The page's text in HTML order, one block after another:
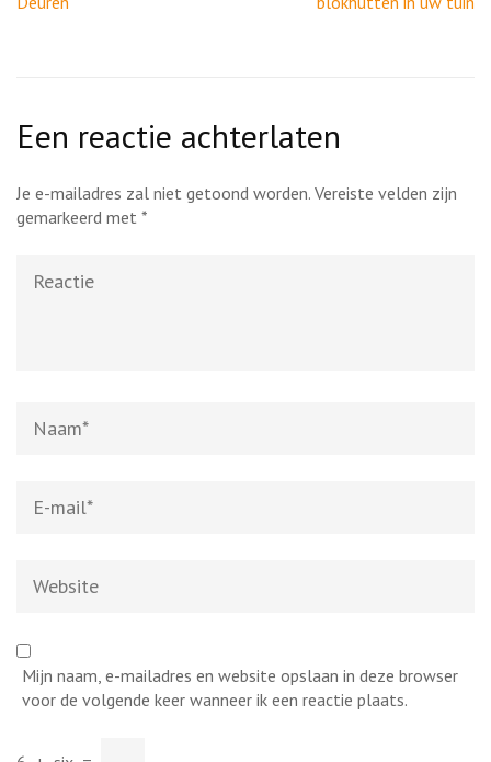
Een reactie achterlaten
Je e-mailadres zal niet getoond worden. Vereiste velden zijn
gemarkeerd met *
mail*
Mijn naam, e-mailadres en website opslaan in deze browser
voor de volgende keer wanneer ik een reactie plaats.